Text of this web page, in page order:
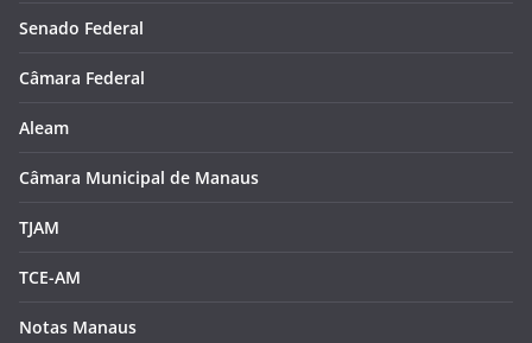
Senado Federal
Câmara Federal
Aleam
Câmara Municipal de Manaus
TJAM
TCE-AM
Notas Manaus